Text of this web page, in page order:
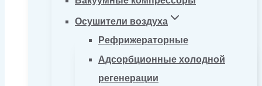
Осушители воздуха
Рефрижераторные
Адсорбционные холодной
регенерации